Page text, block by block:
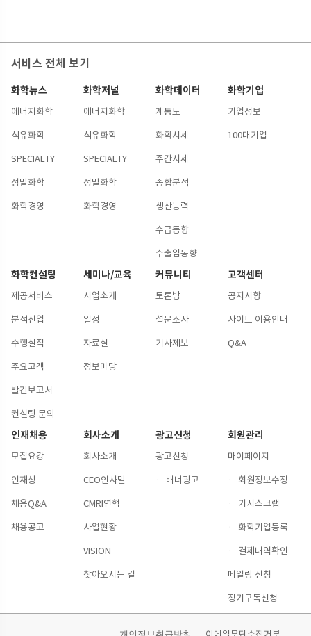
서비스 전체 보기
화학뉴스
에너지화학
석유화학
SPECIALTY
정밀화학
화학경영
화학저널
에너지화학
석유화학
SPECIALTY
정밀화학
화학경영
화학데이터
계통도
화학시세
주간시세
종합분석
생산능력
수급동향
수출입동향
화학기업
기업정보
100대기업
화학컨설팅
제공서비스
분석산업
수행실적
주요고객
발간보고서
컨설팅 문의
세미나/교육
사업소개
일정
자료실
정보마당
커뮤니티
토론방
설문조사
기사제보
고객센터
공지사항
사이트 이용안내
Q&A
인재채용
모집요강
인재상
채용Q&A
채용공고
회사소개
회사소개
CEO인사말
CMRI연혁
사업현황
VISION
찾아오시는 길
광고신청
광고신청
·
배너광고
회원관리
마이페이지
·
회원정보수정
·
기사스크랩
·
화학기업등록
·
결제내역확인
메일링 신청
정기구독신청